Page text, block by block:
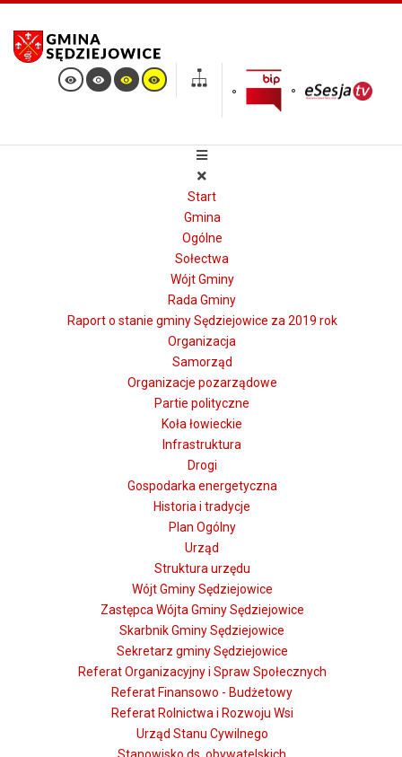
Start
Gmina
Ogólne
Sołectwa
Wójt Gminy
Rada Gminy
Raport o stanie gminy Sędziejowice za 2019 rok
Organizacja
Samorząd
Organizacje pozarządowe
Partie polityczne
Koła łowieckie
Infrastruktura
Drogi
Gospodarka energetyczna
Historia i tradycje
Plan Ogólny
Urząd
Struktura urzędu
Wójt Gminy Sędziejowice
Zastępca Wójta Gminy Sędziejowice
Skarbnik Gminy Sędziejowice
Sekretarz gminy Sędziejowice
Referat Organizacyjny i Spraw Społecznych
Referat Finansowo - Budżetowy
Referat Rolnictwa i Rozwoju Wsi
Urząd Stanu Cywilnego